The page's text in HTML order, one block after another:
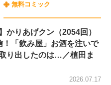
無料コミック
かりあげクン（2054回）
！「飲み屋」お酒を注いで
り出したのは…／植田ま
2026.07.17